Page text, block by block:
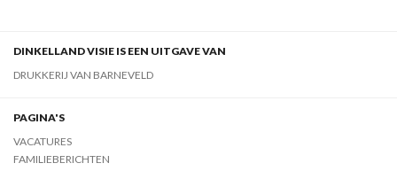
DINKELLAND VISIE IS EEN UITGAVE VAN
DRUKKERIJ VAN BARNEVELD
PAGINA'S
VACATURES
FAMILIEBERICHTEN